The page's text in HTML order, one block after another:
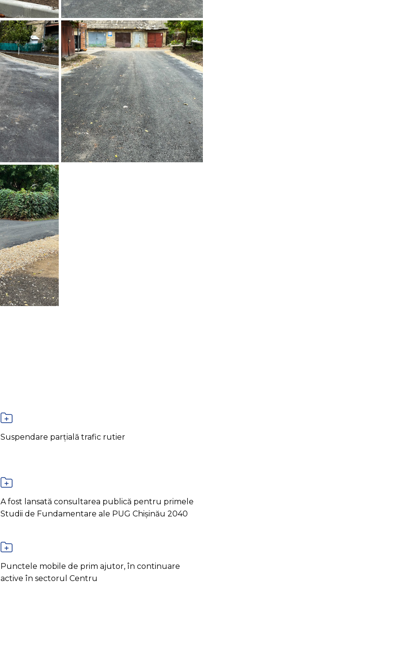
Suspendare parțială trafic rutier
A fost lansată consultarea publică pentru primele
Studii de Fundamentare ale PUG Chișinău 2040
Punctele mobile de prim ajutor, în continuare
active în sectorul Centru